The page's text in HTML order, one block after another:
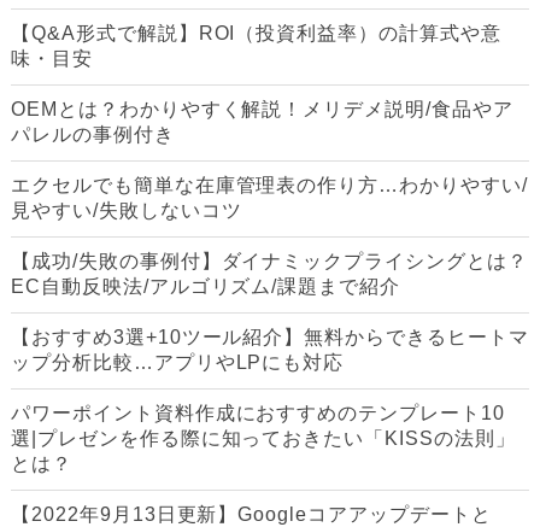
【Q&A形式で解説】ROI（投資利益率）の計算式や意
味・目安
OEMとは？わかりやすく解説！メリデメ説明/食品やア
パレルの事例付き
エクセルでも簡単な在庫管理表の作り方…わかりやすい/
見やすい/失敗しないコツ
【成功/失敗の事例付】ダイナミックプライシングとは？
EC自動反映法/アルゴリズム/課題まで紹介
【おすすめ3選+10ツール紹介】無料からできるヒートマ
ップ分析比較…アプリやLPにも対応
パワーポイント資料作成におすすめのテンプレート10
選|プレゼンを作る際に知っておきたい「KISSの法則」
とは？
【2022年9月13日更新】Googleコアアップデートと